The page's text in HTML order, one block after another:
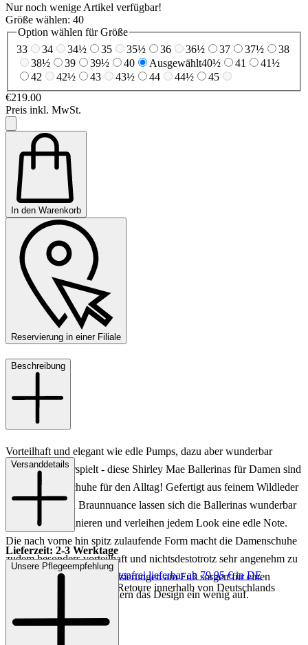
Nur noch wenige Artikel verfügbar!
Größe wählen: 40
Option wählen für Größe
33
34 34½ 35 35½ 36 36½ 37 37½
38
38½
39 39½ 40 Ausgewählt40½ 41
41½
42
42½ 43 43½ 44 44½
45
€219.00
Preis inkl. MwSt.
In den Warenkorb
Reservierung in einer Filiale
Beschreibung
Vorteilhaft und elegant wie edle Pumps, dazu aber wunderbar
bequem und verspielt - diese Shirley Mae Ballerinas für Damen sind
die perfekten Schuhe für den Alltag! Gefertigt aus feinem Wildleder
in einer warmen Braunnuance lassen sich die Ballerinas wunderbar
im Alltag kombinieren und verleihen jedem Look eine edle Note.
Die nach vorne hin spitz zulaufende Form macht die Damenschuhe
zudem besonders vorteilhaft und nichtsdestotrotz sehr angenehm zu
tragen. Kleine Quastenverzierungen am Fuß sorgen für einen
femininen Touch und lockern das Design ein wenig auf.
Versanddetails
Lieferzeit: 2-3 Werktage
Keine Versandkosten:
kostenfrei lieferbar ab 79,95 € in DE
Einfache und Kostenlose Retoure innerhalb von Deutschlands
Unsere Pflegeempfehlung